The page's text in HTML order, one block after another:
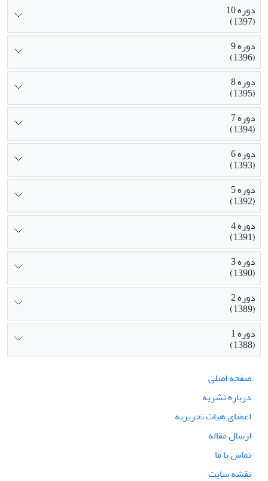
دوره 10
(1397)
دوره 9
(1396)
دوره 8
(1395)
دوره 7
(1394)
دوره 6
(1393)
دوره 5
(1392)
دوره 4
(1391)
دوره 3
(1390)
دوره 2
(1389)
دوره 1
(1388)
صفحه اصلی
درباره نشریه
اعضای هیات تحریریه
ارسال مقاله
تماس با ما
نقشه سایت